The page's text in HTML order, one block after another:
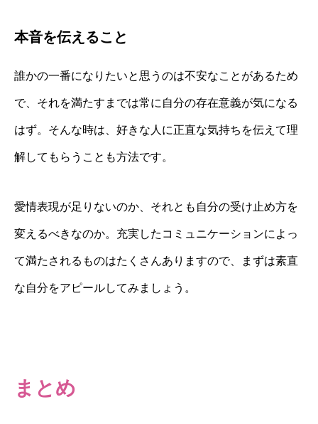
本音を伝えること
誰かの一番になりたいと思うのは不安なことがあるため
で、それを満たすまでは常に自分の存在意義が気になる
はず。そんな時は、好きな人に正直な気持ちを伝えて理
解してもらうことも方法です。
愛情表現が足りないのか、それとも自分の受け止め方を
変えるべきなのか。充実したコミュニケーションによっ
て満たされるものはたくさんありますので、まずは素直
な自分をアピールしてみましょう。
まとめ